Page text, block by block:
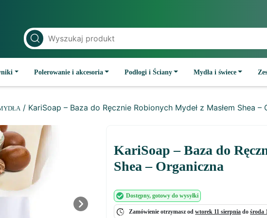
Polerowanie i akcesoria Podłogi i Ściany Mydła i świece
/ KariSoap – Baza do Ręcznie Robionych Mydeł z Masłem Shea –
Next
KariSoap – Baza do
Shea – Organiczna
Dostępny, gotowy do wysyłki
Zamówienie otrzymasz odwtorek 11 sierpnia dośroda